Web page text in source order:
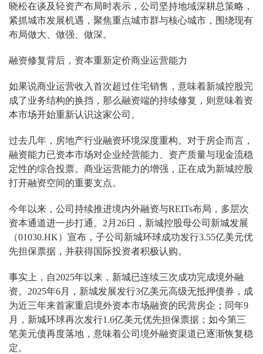
晓松在谈及轻资产布局时表示，公司坚持地域深耕总策略，
紧抓城市发展机遇，聚焦重点城市群与核心城市，围绕现有
布局做大、做强、做深。
融资修复背后，资本重新定价商业运营能力
如果说商业运营收入首次超过住宅销售，意味着新城控股完
成了业务结构的换挡，那么融资端的持续修复，则意味着资
本市场开始重新认识这家公司。
过去几年，房地产行业融资环境深度重构。对于房企而言，
融资能力已资本市场对企业经营能力、资产质量与现金流稳
定性的综合投票。商业运营能力的增强，正在成为新城控股
打开融资空间的重要支点。
今年以来，公司持续推进境内外融资与REITs布局，多层次
资本通道进一步打通。2月26日，新城控股母公司新城发展
（01030.HK）宣布，子公司新城环球成功发行3.55亿美元优
先担保票据，并获得国际投资者积极认购。
事实上，自2025年以来，新城已连续三次成功完成境外融
资。2025年6月，新城发展发行3亿美元高级无抵押债券，成
为近三年来首家重启境外资本市场融资的民营房企；同年9
月，新城环球再次发行1.6亿美元优先担保票据；如今第三
笔美元债再度落地，意味着公司境外融资渠道已逐渐恢复稳
定。